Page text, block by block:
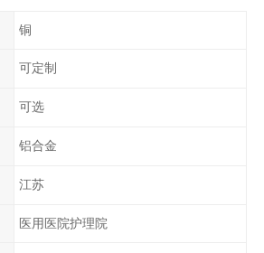
铜
可定制
可选
铝合金
江苏
医用医院护理院